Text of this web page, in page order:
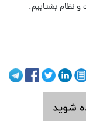
و نظام بشتابیم.